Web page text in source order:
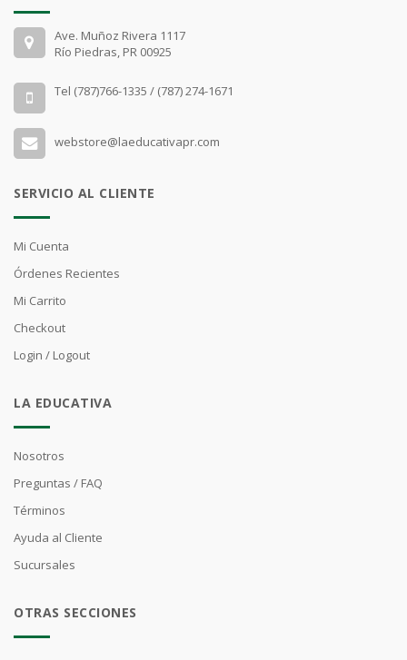
Ave. Muñoz Rivera 1117
Río Piedras, PR 00925
Tel (787)766-1335 / (787) 274-1671
webstore@laeducativapr.com
SERVICIO AL CLIENTE
Mi Cuenta
Órdenes Recientes
Mi Carrito
Checkout
Login / Logout
LA EDUCATIVA
Nosotros
Preguntas / FAQ
Términos
Ayuda al Cliente
Sucursales
OTRAS SECCIONES